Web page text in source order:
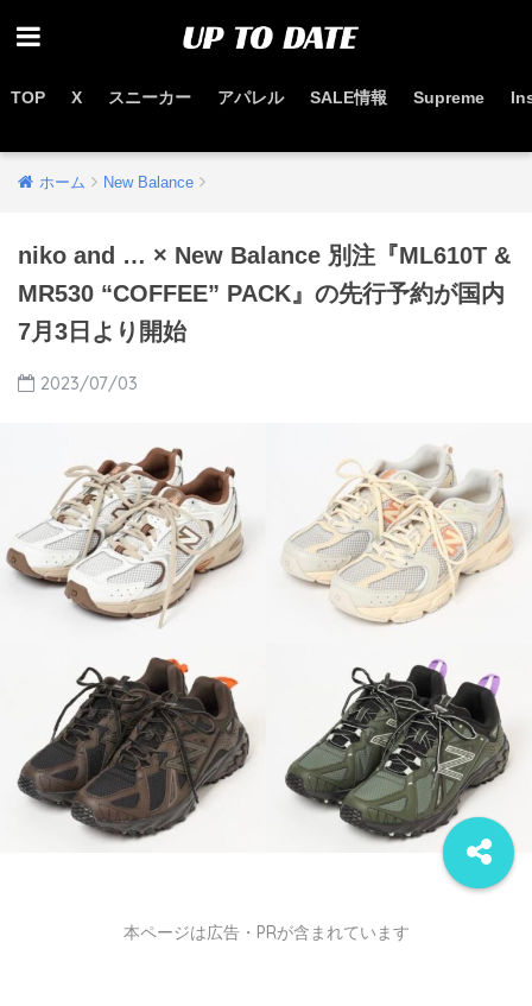
TOP X スニーカー アパレル SALE情報 Supreme
ホーム New Balance
niko and … × New Balance 別注『ML610T &
MR530 “COFFEE” PACK』の先行予約が国内
7月3日より開始
2023/07/03
本ページは広告・PRが含まれています